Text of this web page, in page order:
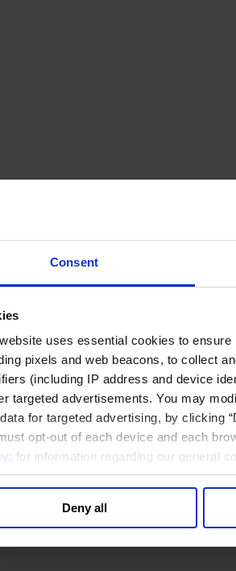
Consent
uses essential cookies to
pixels and web beacons, to collect
(including IP address and device
targeted advertisements. You may
for targeted advertising, by clicking
opt-out of each device and each
; for information regarding our general
Deny all
Entwicklung